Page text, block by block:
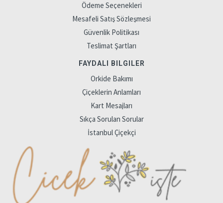
Ödeme Seçenekleri
Mesafeli Satış Sözleşmesi
Güvenlik Politikası
Teslimat Şartları
FAYDALI BILGILER
Orkide Bakımı
Çiçeklerin Anlamları
Kart Mesajları
Sıkça Sorulan Sorular
İstanbul Çiçekçi